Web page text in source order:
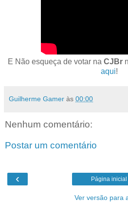
E Não esqueça de votar na CJBr
aqui!
Guilherme Gamer às 00:00
Nenhum comentário:
Postar um comentário
‹ Página inicial
Ver versão para